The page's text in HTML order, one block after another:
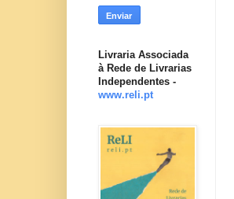
Livraria Associada
à Rede de Livrarias
Independentes -
www.reli.pt